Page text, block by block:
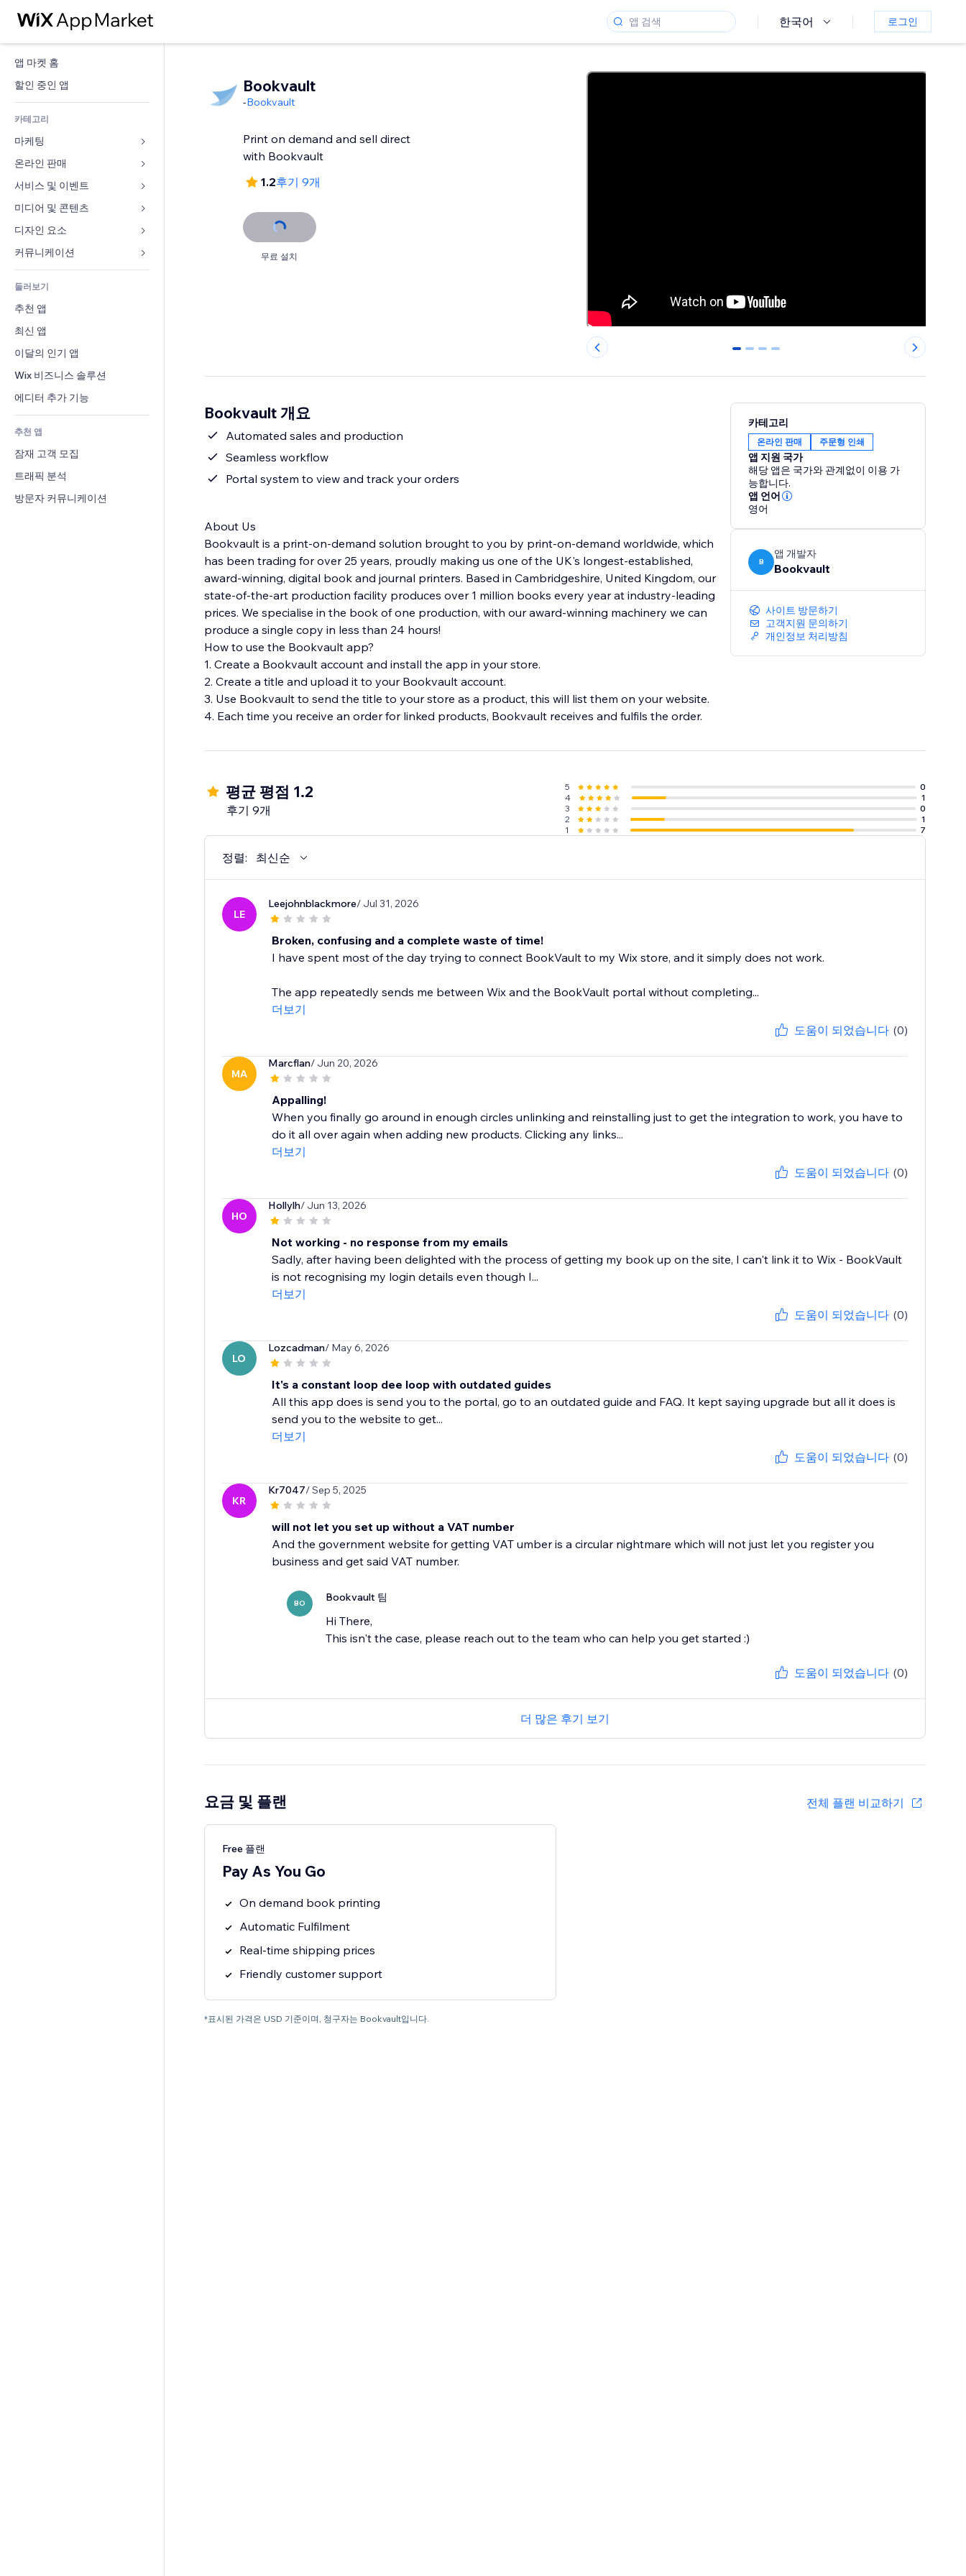
한국어 로그인
앱 마켓 홈
할인 중인 앱
카테고리
마케팅
광고
모바일
사이트 통계
사이트 목록
이메일
온라인 판매
쇼핑몰 관련 앱
배송
판매 버튼
회계
쿠폰 및 로열티
창고 서비스
식품 및 음료
서비스 및 이벤트
호텔
이벤트
음식점
부동산
예약
미디어 및 콘텐츠
갤러리
뮤직
팟캐스트
사진
동영상
PDF
파일 공유
소식
디자인 요소
지도 및 내비게이션
개인정보 및 보안
시계
페이지 템플릿
이미지 효과
버튼 & 메뉴
배너 및 배지
계산기
검색
일기예보
차트 및 표
양식
블로그
설문
채팅
메모
전화번호
커뮤니티
평가와 후기
CRM
둘러보기
추천 앱
최신 앱
이달의 인기 앱
Wix 비즈니스 솔루션
에디터 추가 기능
추천 앱
잠재 고객 모집
트래픽 분석
방문자 커뮤니케이션
Bookvault
-Bookvault
Print on demand and sell direct
with Bookvault
1.2후기 9개
무료 설치
0 1 2 3
Bookvault 개요
Automated sales and production
Seamless workflow
Portal system to view and track your orders
About Us
Bookvault is a print-on-demand solution brought to you by print-on-demand worldwide, which
has been trading for over 25 years, proudly making us one of the UK's longest-established,
award-winning, digital book and journal printers. Based in Cambridgeshire, United Kingdom, our
state-of-the-art production facility produces over 1 million books every year at industry-leading
prices. We specialise in the book of one production, with our award-winning machinery we can
produce a single copy in less than 24 hours!
How to use the Bookvault app?
1. Create a Bookvault account and install the app in your store.
2. Create a title and upload it to your Bookvault account.
3. Use Bookvault to send the title to your store as a product, this will list them on your website.
카테고리
온라인 판매 주문형 인쇄
앱 지원 국가
해당 앱은 국가와 관계없이 이용 가
능합니다.
앱 언어
영어
B
앱 개발자
Bookvault
사이트 방문하기
고객지원 문의하기
개인정보 처리방침
평균 평점 1.2
후기 9개
5
0
4
1
3
0
2
1
1
7
정렬: 최신순
LE
Leejohnblackmore/ Jul 31, 2026
Broken, confusing and a complete waste of time!
I have spent most of the day trying to connect BookVault to my Wix store, and it simply does not work.
The app repeatedly sends me between Wix and the BookVault portal without completing...
더보기
도움이 되었습니다 (0)
MA
Marcflan/ Jun 20, 2026
Appalling!
When you finally go around in enough circles unlinking and reinstalling just to get the integration to work, you have to
do it all over again when adding new products. Clicking any links...
더보기
도움이 되었습니다 (0)
HO
Hollylh/ Jun 13, 2026
Not working - no response from my emails
Sadly, after having been delighted with the process of getting my book up on the site, I can't link it to Wix - BookVault
is not recognising my login details even though I...
더보기
도움이 되었습니다 (0)
LO
Lozcadman/ May 6, 2026
It's a constant loop dee loop with outdated guides
All this app does is send you to the portal, go to an outdated guide and FAQ. It kept saying upgrade but all it does is
send you to the website to get...
더보기
도움이 되었습니다 (0)
KR
Kr7047/ Sep 5, 2025
will not let you set up without a VAT number
And the government website for getting VAT umber is a circular nightmare which will not just let you register you
business and get said VAT number.
BO Bookvault 팀
Hi There,
This isn't the case, please reach out to the team who can help you get started :)
도움이 되었습니다 (0)
더 많은 후기 보기
요금 및 플랜 전체 플랜 비교하기
Free 플랜
Pay As You Go
On demand book printing
Automatic Fulfilment
Real-time shipping prices
Friendly customer support
*표시된 가격은 USD 기준이며, 청구자는 Bookvault입니다.